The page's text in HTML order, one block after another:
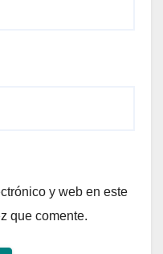
y web en este
que comente.